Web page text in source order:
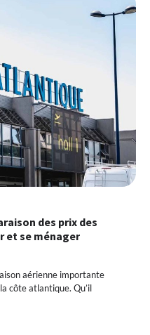
des prix des
et se ménager
aérienne importante
côte atlantique. Qu’il